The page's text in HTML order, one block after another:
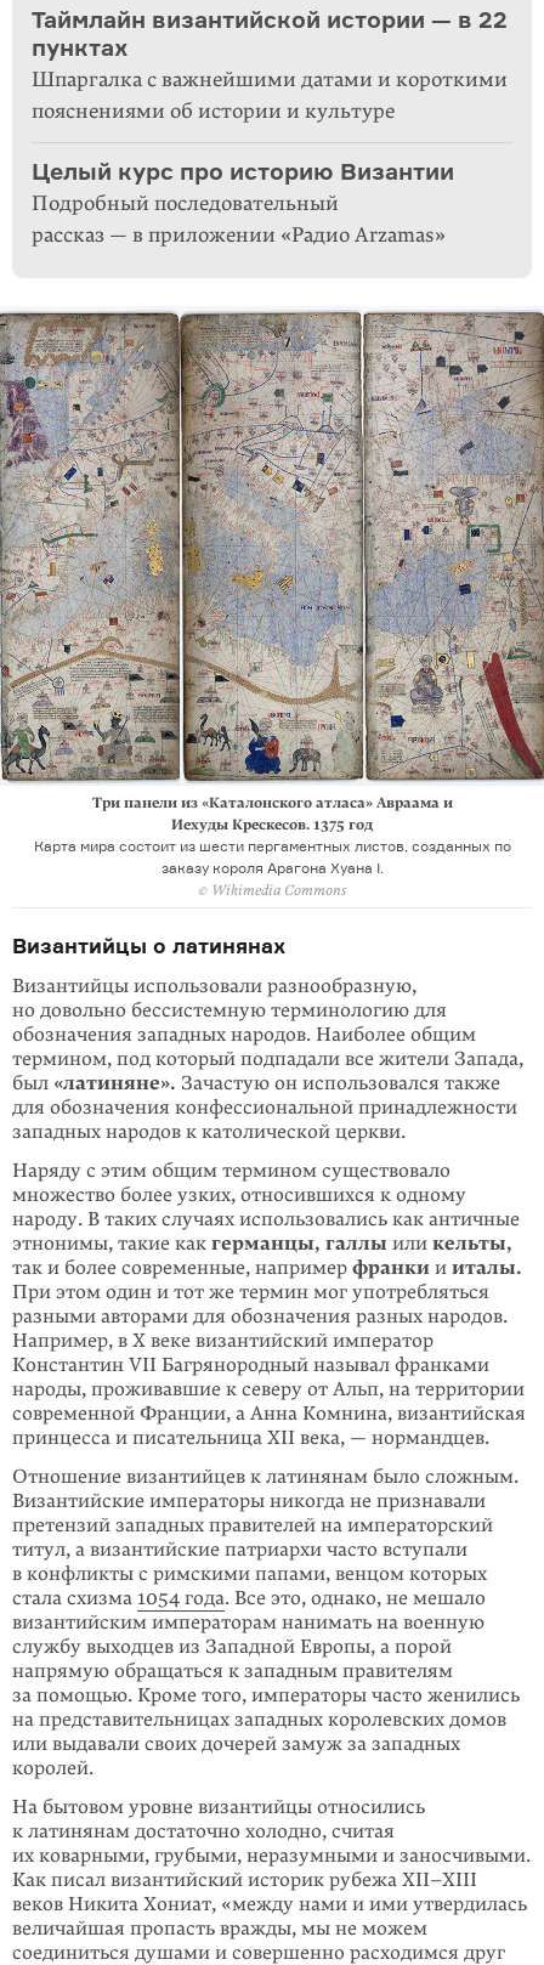
Таймлайн византийской истории — в 22
пунктах
Шпаргалка с важнейшими датами и короткими
пояснениями об истории и культуре
Целый курс про историю Византии
Подробный последовательный
рассказ — в приложении «Радио Arzamas»
Три панели из «Каталонского атласа» Авраама и
Иехуды Крескесов. 1375 год
Карта мира состоит из шести пергаментных листов, созданных по
заказу короля Арагона Хуана I.
© Wikimedia Commons
Византийцы о латинянах
Византийцы использовали разнообразную,
но довольно бессистемную терминологию для
обозначения западных народов. Наиболее общим
термином, под который подпадали все жители Запада,
был «латиняне». Зачастую он использовался также
для обозначения конфессиональной принадлежности
западных народов к католической церкви.
Наряду с этим общим термином существовало
множество более узких, относившихся к одному
народу. В таких случаях использовались как античные
этнонимы, такие как германцы, галлы или кельты,
так и более современные, например франки и италы.
При этом один и тот же термин мог употребляться
разными авторами для обозначения разных народов.
Например, в X веке византийский император
Константин VII Багрянородный называл франками
народы, проживавшие к северу от Альп, на территории
современной Франции, а Анна Комнина, византийская
принцесса и писательница XII века, — нормандцев.
Отношение византийцев к латинянам было сложным.
Византийские императоры никогда не признавали
претензий западных правителей на императорский
титул, а византийские патриархи часто вступали
в конфликты с римскими папами, венцом которых
стала схизма 1054 года. Все это, однако, не мешало
византийским императорам нанимать на военную
службу выходцев из Западной Европы, а порой
напрямую обращаться к западным правителям
за помощью. Кроме того, императоры часто женились
на представительницах западных королевских домов
или выдавали своих дочерей замуж за западных
королей.
На бытовом уровне византийцы относились
к латинянам достаточно холодно, считая
их коварными, грубыми, неразумными и заносчивыми.
Как писал византийский историк рубежа XII–XIII
веков Никита Хониат, «между нами и ими утвердилась
величайшая пропасть вражды, мы не можем
соединиться душами и совершенно расходимся друг